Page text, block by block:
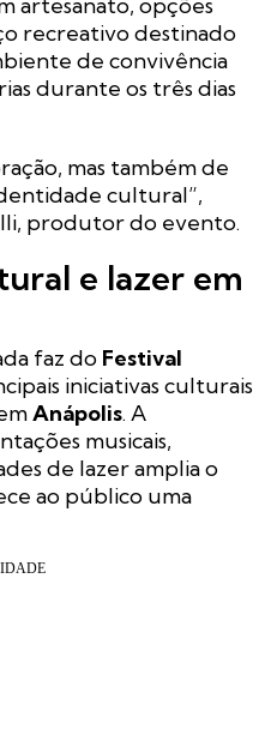
artesanato, opções
recreativo destinado
de convivência
durante os três dias
mas também de
cultural”,
produtor do evento.
e lazer em
faz do Festival
iniciativas culturais
Anápolis. A
musicais,
de lazer amplia o
ao público uma